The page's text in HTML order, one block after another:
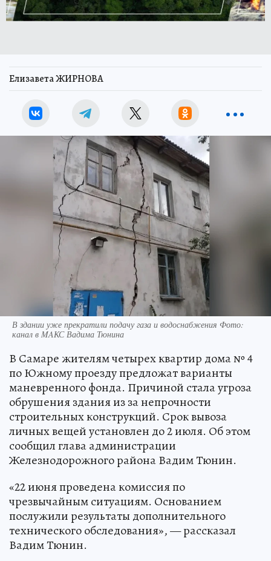
Елизавета ЖИРНОВА
В здании уже прекратили подачу газа и водоснабжения Фото:
канал в MAКС Вадима Тюнина
В Самаре жителям четырех квартир дома № 4
по Южному проезду предложат варианты
маневренного фонда. Причиной стала угроза
обрушения здания из за непрочности
строительных конструкций. Срок вывоза
личных вещей установлен до 2 июля. Об этом
сообщил глава администрации
Железнодорожного района Вадим Тюнин.
«22 июня проведена комиссия по
чрезвычайным ситуациям. Основанием
послужили результаты дополнительного
технического обследования», — рассказал
Вадим Тюнин.